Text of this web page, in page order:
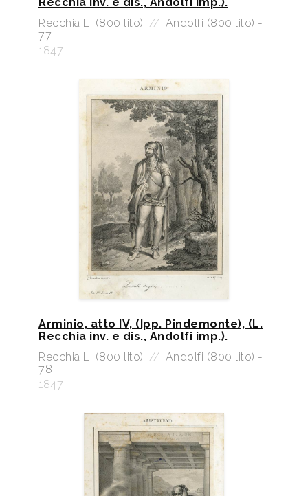
Recchia L. (800 lito) // Andolfi (800 lito) -
77
1847
Arminio, atto IV, (Ipp. Pindemonte), (L.
Recchia inv. e dis., Andolfi imp.).
Recchia L. (800 lito) // Andolfi (800 lito) -
78
1847